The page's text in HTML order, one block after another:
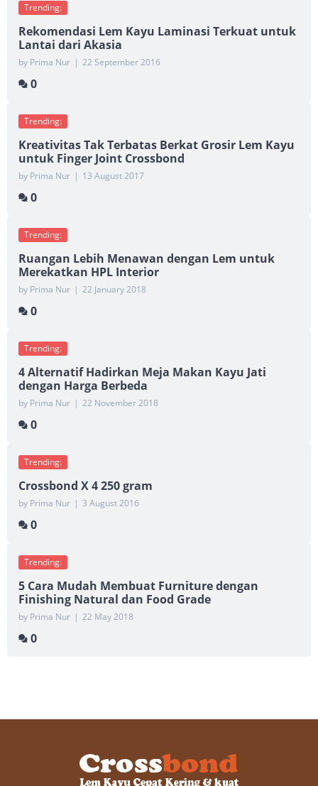
Trending:
Rekomendasi Lem Kayu Laminasi Terkuat untuk
Lantai dari Akasia
by Prima Nur | 22 September 2016
0
Trending:
Kreativitas Tak Terbatas Berkat Grosir Lem Kayu
untuk Finger Joint Crossbond
by Prima Nur | 13 August 2017
0
Trending:
Ruangan Lebih Menawan dengan Lem untuk
Merekatkan HPL Interior
by Prima Nur | 22 January 2018
0
Trending:
4 Alternatif Hadirkan Meja Makan Kayu Jati
dengan Harga Berbeda
by Prima Nur | 22 November 2018
0
Trending:
Crossbond X 4 250 gram
by Prima Nur | 3 August 2016
0
Trending:
5 Cara Mudah Membuat Furniture dengan
Finishing Natural dan Food Grade
by Prima Nur | 22 May 2018
0